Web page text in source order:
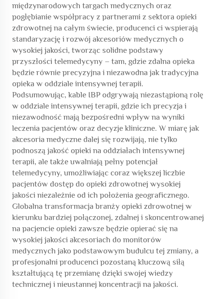
międzynarodowych targach medycznych oraz
pogłębianie współpracy z partnerami z sektora opieki
zdrowotnej na całym świecie, producenci ci wspierają
standaryzację i rozwój akcesoriów medycznych o
wysokiej jakości, tworząc solidne podstawy
przyszłości telemedycyny – tam, gdzie zdalna opieka
będzie równie precyzyjna i niezawodna jak tradycyjna
opieka w oddziale intensywnej terapii.
Podsumowując, kable IBP odgrywają niezastąpioną rolę
w oddziale intensywnej terapii, gdzie ich precyzja i
niezawodność mają bezpośredni wpływ na wyniki
leczenia pacjentów oraz decyzje kliniczne. W miarę jak
akcesoria medyczne dalej się rozwijają, nie tylko
podnoszą jakość opieki na oddziałach intensywnej
terapii, ale także uwalniają pełny potencjał
telemedycyny, umożliwiając coraz większej liczbie
pacjentów dostęp do opieki zdrowotnej wysokiej
jakości niezależnie od ich położenia geograficznego.
Globalna transformacja branży opieki zdrowotnej w
kierunku bardziej połączonej, zdalnej i skoncentrowanej
na pacjencie opieki zawsze będzie opierać się na
wysokiej jakości akcesoriach do monitorów
medycznych jako podstawowym budulcu tej zmiany, a
profesjonalni producenci pozostaną kluczową siłą
kształtującą tę przemianę dzięki swojej wiedzy
technicznej i nieustannej koncentracji na jakości.